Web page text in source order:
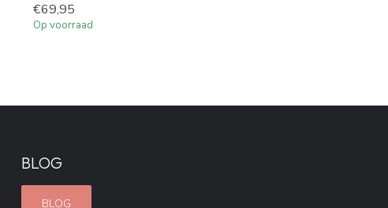
€69,95
Op voorraad
BLOG
BLOG